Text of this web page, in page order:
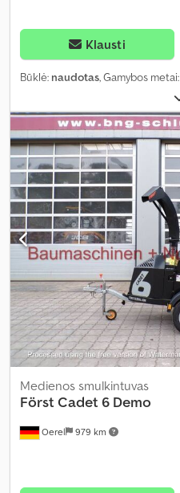
Klausti
Būklė: naudotas, Gamybos metai:
Oerel 979 km
Medienos smulkintuvas
Först Cadet 6 Demo